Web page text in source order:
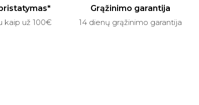
kaip už 100€
Grąžinimo garantija
14 dienų grąžinimo garantija